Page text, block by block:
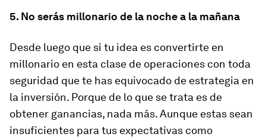
5. No serás millonario de la noche a la mañana
Desde luego que si tu idea es convertirte en
millonario en esta clase de operaciones con toda
seguridad que te has equivocado de estrategia en
la inversión. Porque de lo que se trata es de
obtener ganancias, nada más. Aunque estas sean
insuficientes para tus expectativas como